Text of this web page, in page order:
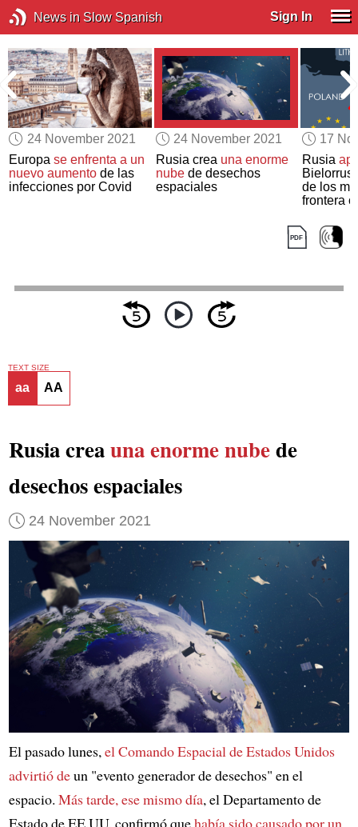
News in Slow Spanish Sign In
24 November 2021
Europase enfrenta a un
nuevo aumento de las
infecciones por Covid
24 November 2021
Rusia crea una enorme
nubede desechos
espaciales
17
Rusia
de los
frontera
TEXT SIZE
aa AA
Rusia creauna enorme nubede
desechos espaciales
24 November 2021
El pasado lunes,el Comando Espacial de Estados Unidos
advirtió deun "evento generador de desechos" en el
espacio. Más tarde, ese mismo día, el Departamento de
Estado de EE.UU. confirmó quehabía sido causado por un